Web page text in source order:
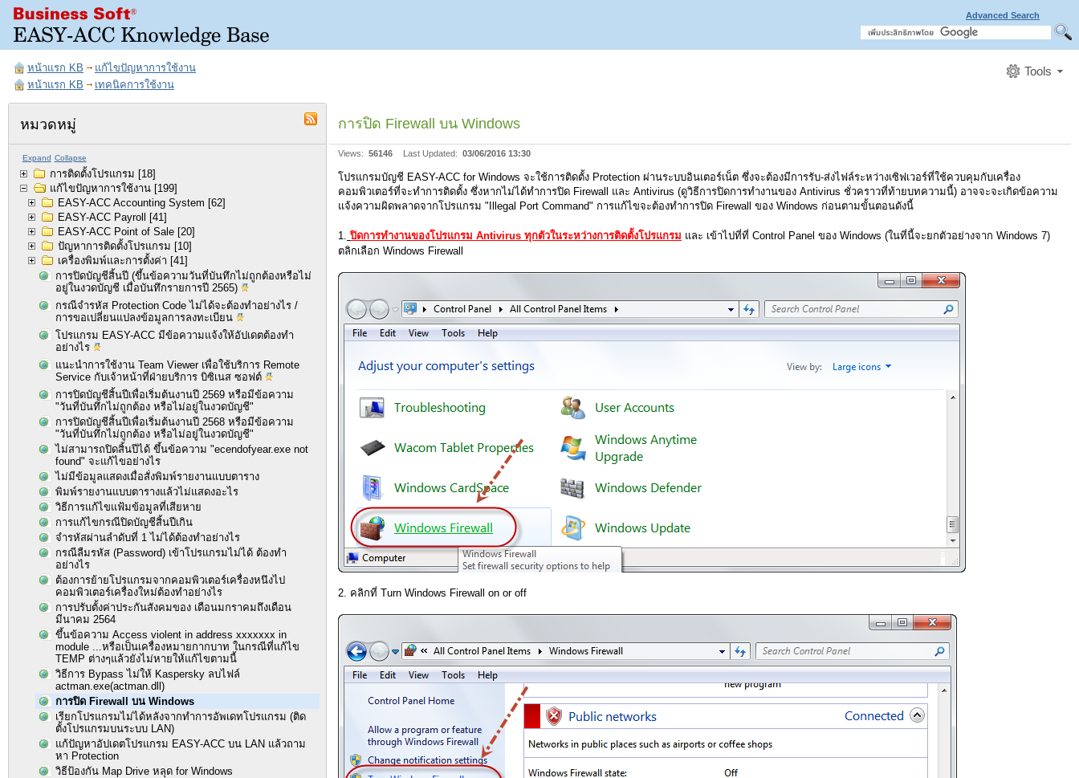
Advanced Search
หน้าแรก KB
แก้ไขปัญหาการใช้งาน
หน้าแรก KB
เทคนิคการใช้งาน
Tools
หมวดหมู่
Expand Collapse
การติดตั้งโปรแกรม [18]
แก้ไขปัญหาการใช้งาน [199]
EASY-ACC Accounting System [62]
EASY-ACC Payroll
[41]
EASY-ACC Point of Sale [20]
ปัญหาการติดตั้งโปรแกรม [10]
เครื่องพิมพ์และการตั้งค่า [41]
การปิดบัญชีสิ้นปี (ขึ้นข้อความวันที่บันทึกไม่ถูกต้องหรือไม่
อยู่ในงวดบัญชี เมื่อบันทึกรายการปี 2565)
กรณีจำรหัส Protection Code ไม่ได้จะต้องทำอย่างไร /
การขอเปลี่ยนแปลงข้อมูลการลงทะเบียน
โปรแกรม EASY-ACC มีข้อความแจ้งให้อัปเดตต้องทำ
อย่างไร
แนะนำการใช้งาน Team Viewer เพื่อใช้บริการ Remote
Service กับเจ้าหน้าที่ฝ่ายบริการ บิซิเนส ซอฟต์
การปิดบัญชีสิ้นปีเพื่อเริ่มต้นงานปี 2569 หรือมีข้อความ
"วันที่บันทึกไม่ถูกต้อง หรือไม่อยู่ในงวดบัญชี"
การปิดบัญชีสิ้นปีเพื่อเริ่มต้นงานปี 2568 หรือมีข้อความ
"วันที่บันทึกไม่ถูกต้อง หรือไม่อยู่ในงวดบัญชี"
ไม่สามารถปิดสิ้นปีได้ ขึ้นข้อความ "ecendofyear.exe not
found" จะแก้ไขอย่างไร
ไม่มีข้อมูลแสดงเมื่อสั่งพิมพ์รายงานแบบตาราง
พิมพ์รายงานแบบตารางแล้วไม่แสดงอะไร
วิธีการแก้ไขแฟ้มข้อมูลที่เสียหาย
การแก้ไขกรณีปิดบัญชีสิ้นปีเกิน
จำรหัสผ่านลำดับที่ 1 ไม่ได้ต้องทำอย่างไร
กรณีลืมรหัส (Password) เข้าโปรแกรมไม่ได้ ต้องทำ
อย่างไร
ต้องการย้ายโปรแกรมจากคอมพิวเตอร์เครื่องหนึงไป
คอมพิวเตอร์เครื่องใหม่ต้องทำอย่างไร
การปรับตั้งค่าประกันสังคมของ เดือนมกราคมถึงเดือน
มีนาคม 2564
ขึ้นข้อความ Access violent in address xxxxxxx in
module ...หรือเป็นเครื่องหมายกากบาท ในกรณีที่แก้ไข
TEMP ต่างๆแล้วยังไม่หายให้แก้ไขตามนี้
วิธีการ Bypass ไม่ให้ Kaspersky ลบไฟล์
actman.exe(actman.dll)
การปิด Firewall บน Windows
เรียกโปรแกรมไม่ได้หลังจากทำการอัพเดทโปรแกรม (ติด
ตั้งโปรแกรมบนระบบ LAN)
แก้ปัญหาอัปเดตโปรแกรม EASY-ACC บน LAN แล้วถาม
หา Protection
วิธีป้องกัน Map Drive หลุด for Windows
การปิด Firewall บน Windows
Views: 56146 Last Updated: 03/06/2016 13:30
โปรแกรมบัญชี EASY-ACC for Windows จะใช้การติดตั้ง Protection ผ่านระบบอินเตอร์เน็ต ซึ่งจะต้องมีการรับ-ส่งไฟล์ระหว่างเซิฟเวอร์ที่ใช้ควบคุมกับเครื่อง
คอมพิวเตอร์ที่จะทำการติดตั้ง ซึ่งหากไม่ได้ทำการปิด Firewall และ Antivirus (ดูวิธีการปิดการทำงานของ Antivirus ชั่วคราวที่ท้ายบทความนี้) อาจจะจะเกิดข้อความ
แจ้งความผิดพลาดจากโปรแกรม "Illegal Port Command" การแก้ไขจะต้องทำการปิด Firewall ของ Windows ก่อนตามขั้นตอนดังนี้
1. ปิดการทำงานของโปรแกรม Antivirus ทุกตัวในระหว่างการติดตั้งโปรแกรม และ เข้าไปที่ที่ Control Panel ของ Windows (ในที่นี้จะยกตัวอย่างจาก Windows 7)
ตลิกเลือก Windows Firewall
2. คลิกที่ Turn Windows Firewall on or off